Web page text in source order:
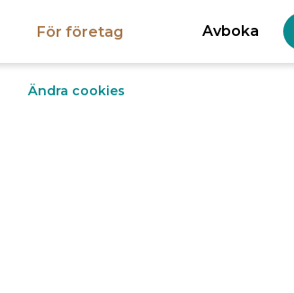
För företag Avboka
Ändra cookies